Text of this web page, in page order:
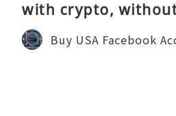
with crypto, without
Buy USA Facebook